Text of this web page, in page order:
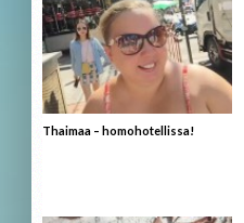
Thaimaa – homohotellissa!